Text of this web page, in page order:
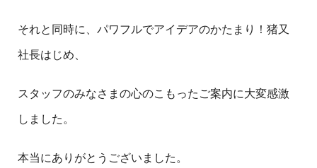
それと同時に、パワフルでアイデアのかたまり！猪又
社長はじめ、
スタッフのみなさまの心のこもったご案内に大変感激
しました。
本当にありがとうございました。